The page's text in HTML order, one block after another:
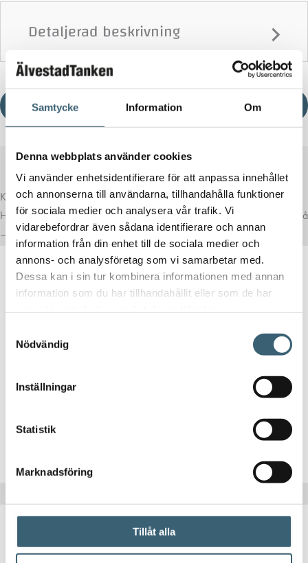
Samtycke Information Om
Denna webbplats använder cookies
Vi använder enhetsidentifierare för att anpassa innehållet
och annonserna till användarna, tillhandahålla funktioner
för sociala medier och analysera vår trafik. Vi
vidarebefordrar även sådana identifierare och annan
information från din enhet till de sociala medier och
annons- och analysföretag som vi samarbetar med.
Dessa kan i sin tur kombinera informationen med annan
information som du har tillhandahållit eller som de har
Nödvändig
Inställningar
Statistik
Marknadsföring
Tillåt alla
Detaljerad beskrivning
Ladda ner produktblad
Komplettera med rätt tillval
Här har vi samlat produkter som ofta passar bra ihop med det du tittar på
– för en mer komplett lösning.
FÖRVARINGSLÅDOR & SANDLÅDOR